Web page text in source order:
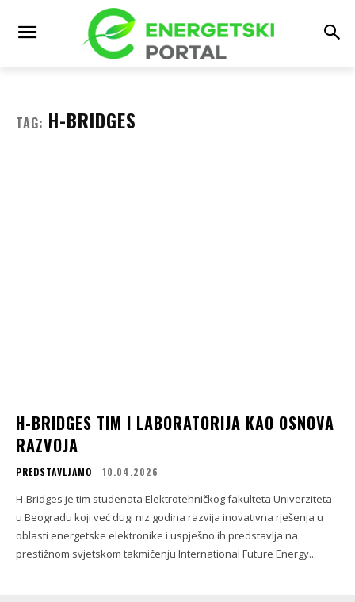
TAG: H-BRIDGES
H-BRIDGES TIM I LABORATORIJA KAO OSNOVA
RAZVOJA
PREDSTAVLJAMO 10.04.2026
H-Bridges je tim studenata Elektrotehničkog fakulteta Univerziteta
u Beogradu koji već dugi niz godina razvija inovativna rješenja u
oblasti energetske elektronike i uspješno ih predstavlja na
prestižnom svjetskom takmičenju International Future Energy...